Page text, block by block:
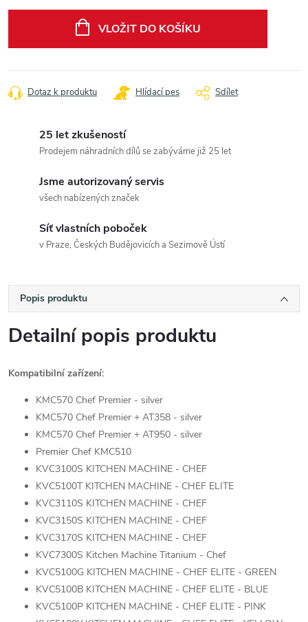
VLOŽIT DO KOŠÍKU
Dotaz k produktu Hlídací pes Sdílet
25 let zkušeností
Prodejem náhradních dílů se zabýváme již 25 let
Jsme autorizovaný servis
všech nabízených značek
Síť vlastních poboček
v Praze, Českých Budějovicích a Sezimově Ústí
Popis produktu
Detailní popis produktu
Kompatibilní zařízení:
KMC570 Chef Premier - silver
KMC570 Chef Premier + AT358 - silver
KMC570 Chef Premier + AT950 - silver
Premier Chef KMC510
KVC3100S KITCHEN MACHINE - CHEF
KVC5100T KITCHEN MACHINE - CHEF ELITE
KVC3110S KITCHEN MACHINE - CHEF
KVC3150S KITCHEN MACHINE - CHEF
KVC3170S KITCHEN MACHINE - CHEF
KVC7300S Kitchen Machine Titanium - Chef
KVC5100G KITCHEN MACHINE - CHEF ELITE - GREEN
KVC5100B KITCHEN MACHINE - CHEF ELITE - BLUE
KVC5100P KITCHEN MACHINE - CHEF ELITE - PINK